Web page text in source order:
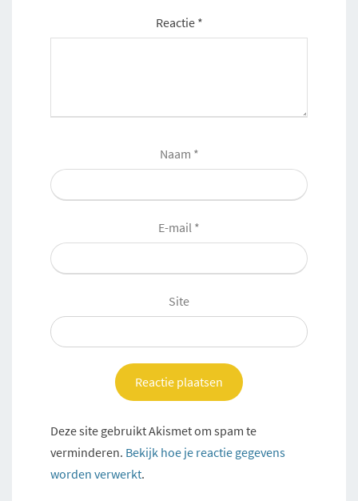
Reactie *
Naam *
E-mail *
Site
Deze site gebruikt Akismet om spam te
verminderen. Bekijk hoe je reactie gegevens
worden verwerkt.